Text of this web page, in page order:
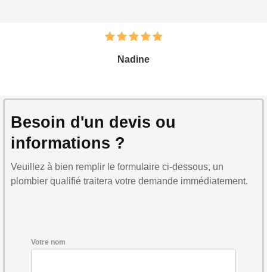
Nadine
Besoin d'un devis ou
informations ?
Veuillez à bien remplir le formulaire ci-dessous, un
plombier qualifié traitera votre demande immédiatement.
Votre nom